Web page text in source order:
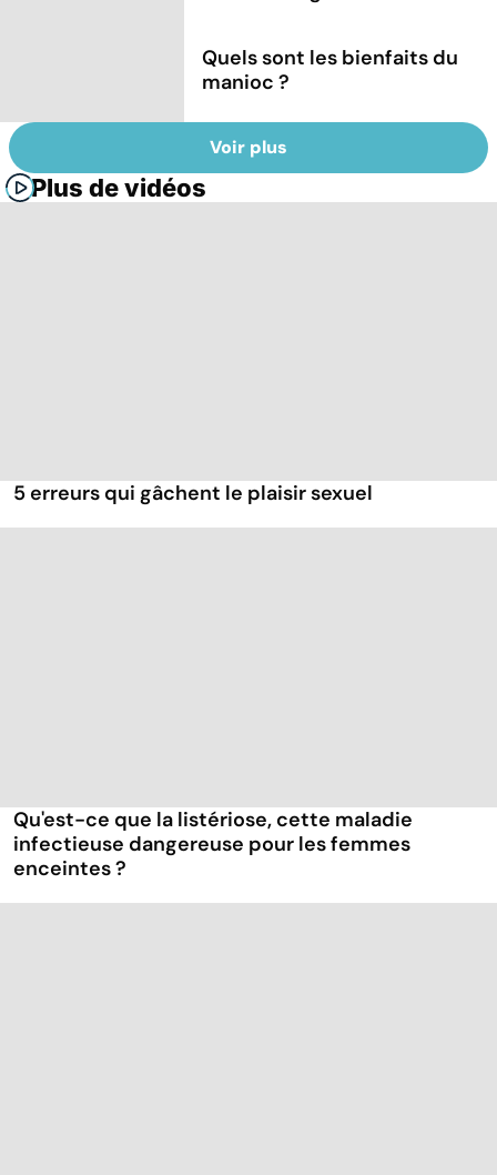
Quels sont les bienfaits du
manioc ?
Voir plus
Plus de vidéos
5 erreurs qui gâchent le plaisir sexuel
Qu'est-ce que la listériose, cette maladie
infectieuse dangereuse pour les femmes
enceintes ?